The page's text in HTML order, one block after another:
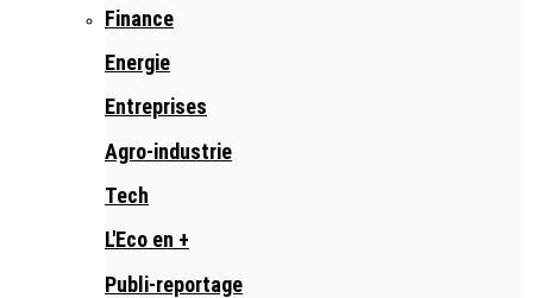
Finance
Energie
Entreprises
Agro-industrie
Tech
L'Eco en +
Publi-reportage